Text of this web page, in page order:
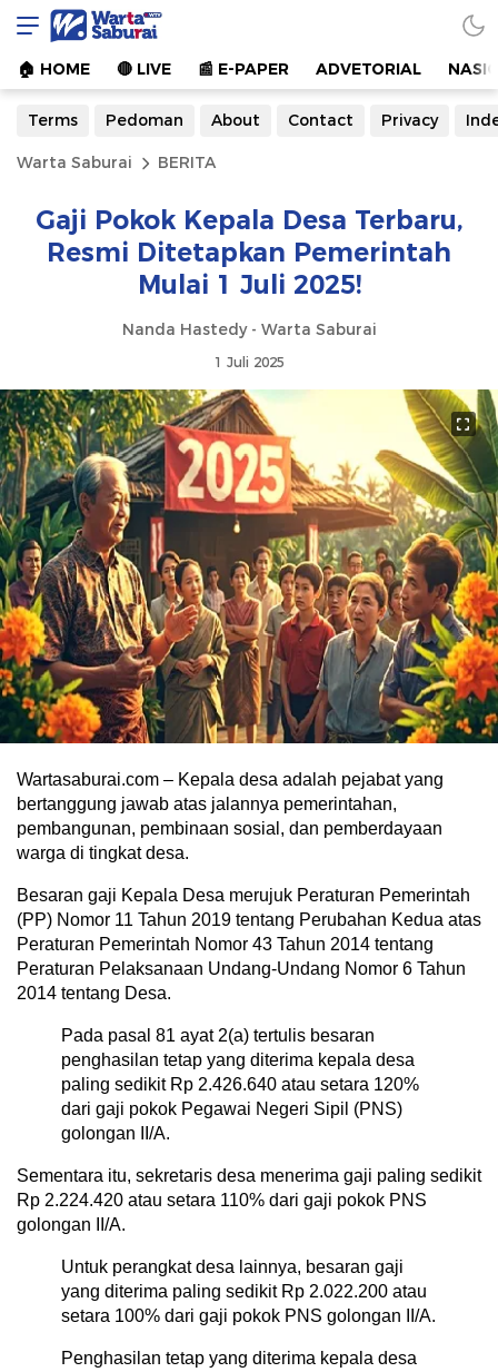
Warta Saburai
Sumber Informasi Terkini
🏠︎ HOME 🔴 LIVE 📰 E-PAPER ADVETORIAL
Terms Pedoman About Contact Privacy
Warta Saburai BERITA
Gaji Pokok Kepala Desa Terbaru,
Resmi Ditetapkan Pemerintah
Mulai 1 Juli 2025!
Nanda Hastedy - Warta Saburai
1 Juli 2025
Wartasaburai.com – Kepala desa adalah pejabat yang
bertanggung jawab atas jalannya pemerintahan,
pembangunan, pembinaan sosial, dan pemberdayaan
warga di tingkat desa.
Besaran gaji Kepala Desa merujuk Peraturan Pemerintah
(PP) Nomor 11 Tahun 2019 tentang Perubahan Kedua atas
Peraturan Pemerintah Nomor 43 Tahun 2014 tentang
Peraturan Pelaksanaan Undang-Undang Nomor 6 Tahun
2014 tentang Desa.
Pada pasal 81 ayat 2(a) tertulis besaran
penghasilan tetap yang diterima kepala desa
paling sedikit Rp 2.426.640 atau setara 120%
dari gaji pokok Pegawai Negeri Sipil (PNS)
golongan II/A.
Sementara itu, sekretaris desa menerima gaji paling sedikit
Rp 2.224.420 atau setara 110% dari gaji pokok PNS
golongan II/A.
Untuk perangkat desa lainnya, besaran gaji
yang diterima paling sedikit Rp 2.022.200 atau
setara 100% dari gaji pokok PNS golongan II/A.
Penghasilan tetap yang diterima kepala desa